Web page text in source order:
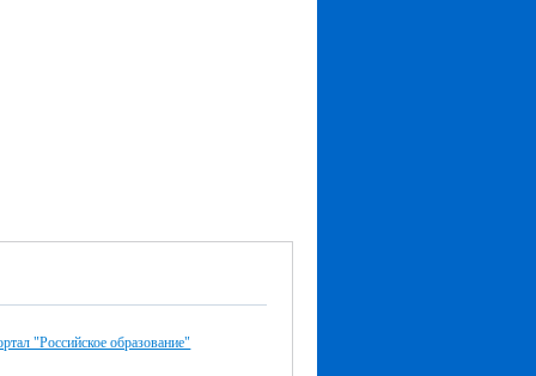
"Российское образование"